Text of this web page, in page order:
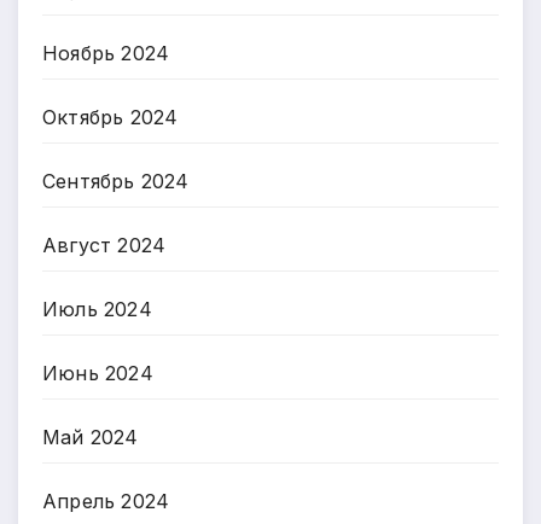
Ноябрь 2024
Октябрь 2024
Сентябрь 2024
Август 2024
Июль 2024
Июнь 2024
Май 2024
Апрель 2024